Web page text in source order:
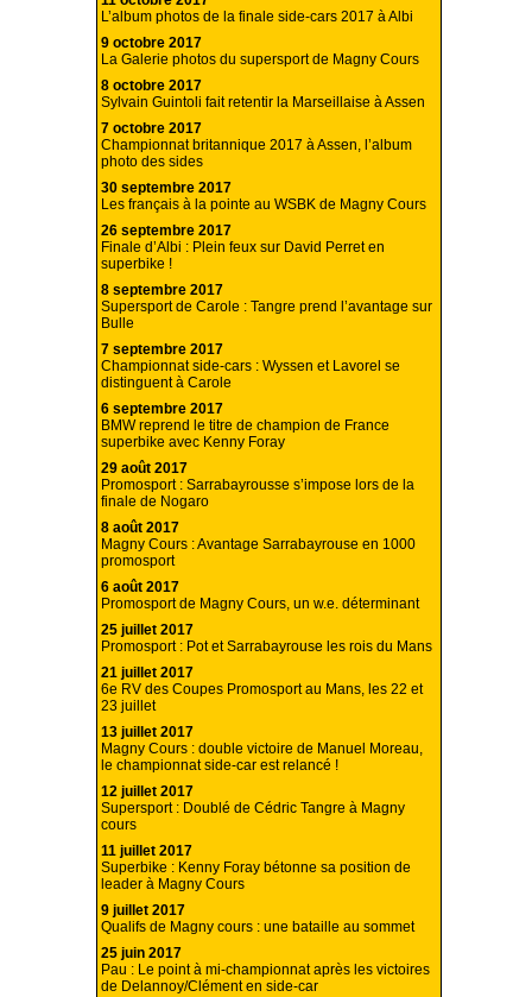
L’album photos de la finale side-cars 2017 à Albi
9 octobre 2017
La Galerie photos du supersport de Magny Cours
8 octobre 2017
Sylvain Guintoli fait retentir la Marseillaise à Assen
7 octobre 2017
Championnat britannique 2017 à Assen, l’album
photo des sides
30 septembre 2017
Les français à la pointe au WSBK de Magny Cours
26 septembre 2017
Finale d’Albi : Plein feux sur David Perret en
superbike !
8 septembre 2017
Supersport de Carole : Tangre prend l’avantage sur
Bulle
7 septembre 2017
Championnat side-cars : Wyssen et Lavorel se
distinguent à Carole
6 septembre 2017
BMW reprend le titre de champion de France
superbike avec Kenny Foray
29 août 2017
Promosport : Sarrabayrousse s’impose lors de la
finale de Nogaro
8 août 2017
Magny Cours : Avantage Sarrabayrouse en 1000
promosport
6 août 2017
Promosport de Magny Cours, un w.e. déterminant
25 juillet 2017
Promosport : Pot et Sarrabayrouse les rois du Mans
21 juillet 2017
6e RV des Coupes Promosport au Mans, les 22 et
23 juillet
13 juillet 2017
Magny Cours : double victoire de Manuel Moreau,
le championnat side-car est relancé !
12 juillet 2017
Supersport : Doublé de Cédric Tangre à Magny
cours
11 juillet 2017
Superbike : Kenny Foray bétonne sa position de
leader à Magny Cours
9 juillet 2017
Qualifs de Magny cours : une bataille au sommet
25 juin 2017
Pau : Le point à mi-championnat après les victoires
de Delannoy/Clément en side-car